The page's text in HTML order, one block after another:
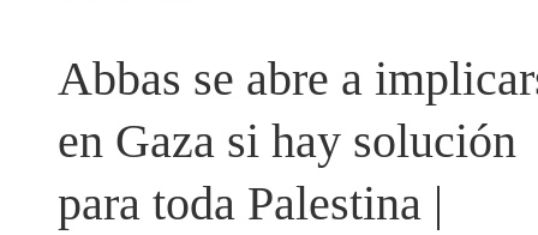
Abbas se abre a
en Gaza si hay solución
para toda Palestina |